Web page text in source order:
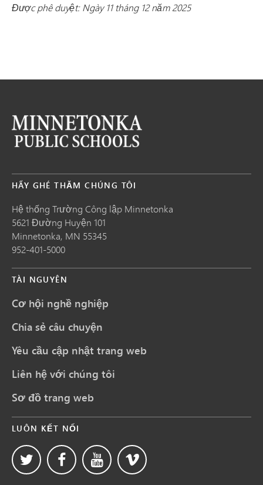
Được phê duyệt: Ngày 11 tháng 12 năm 2025
HÃY GHÉ THĂM CHÚNG TÔI
Hệ thống Trường Công lập Minnetonka
5621 Đường Huyện 101
Minnetonka, MN 55345
952-401-5000
TÀI NGUYÊN
Cơ hội nghề nghiệp
Chia sẻ câu chuyện
Yêu cầu cập nhật trang web
Liên hệ với chúng tôi
Sơ đồ trang web
LUÔN KẾT NỐI